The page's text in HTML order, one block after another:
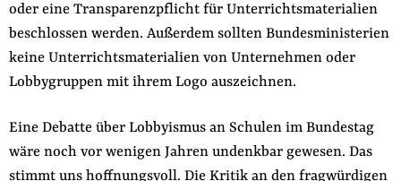
oder eine Transparenzpflicht für Unterrichtsmaterialien
beschlossen werden. Außerdem sollten Bundesministerien
keine Unterrichtsmaterialien von Unternehmen oder
Lobbygruppen mit ihrem Logo auszeichnen.
Eine Debatte über Lobbyismus an Schulen im Bundestag
wäre noch vor wenigen Jahren undenkbar gewesen. Das
stimmt uns hoffnungsvoll. Die Kritik an den fragwürdigen